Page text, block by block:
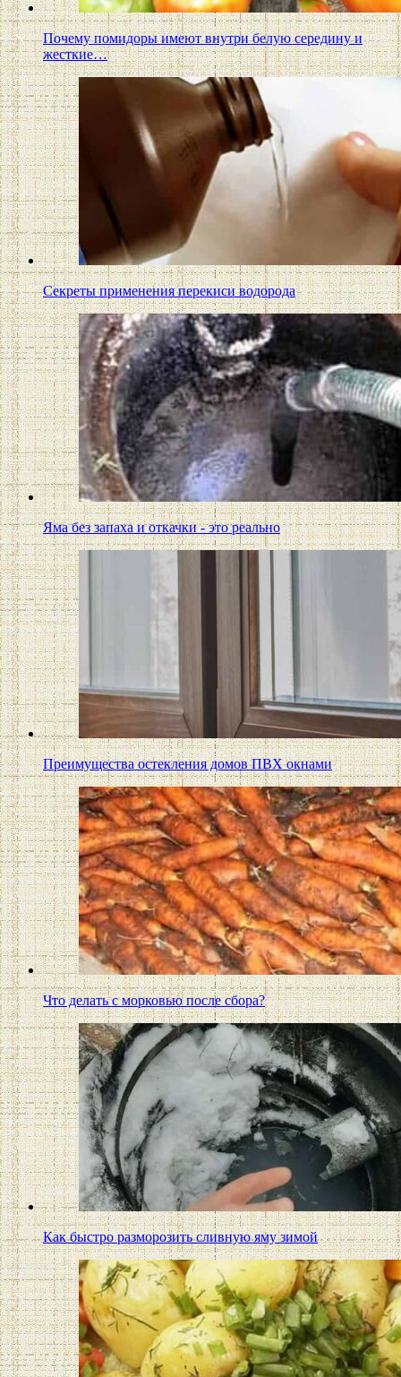
Почему помидоры имеют внутри белую середину и
жесткие…
Секреты применения перекиси водорода
Яма без запаха и откачки - это реально
Преимущества остекления домов ПВХ окнами
Что делать с морковью после сбора?
Как быстро разморозить сливную яму зимой